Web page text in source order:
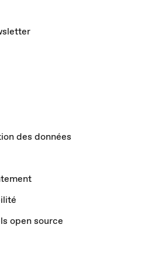
des données
open source